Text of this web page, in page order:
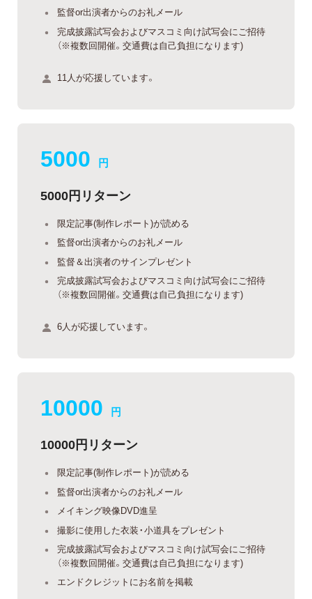
監督or出演者からのお礼メール
完成披露試写会およびマスコミ向け試写会にご招待
（※複数回開催。交通費は自己負担になります)
11人が応援しています。
5000 円
5000円リターン
限定記事(制作レポート)が読める
監督or出演者からのお礼メール
監督＆出演者のサインプレゼント
完成披露試写会およびマスコミ向け試写会にご招待
（※複数回開催。交通費は自己負担になります)
6人が応援しています。
10000 円
10000円リターン
限定記事(制作レポート)が読める
監督or出演者からのお礼メール
メイキング映像DVD進呈
撮影に使用した衣装・小道具をプレゼント
完成披露試写会およびマスコミ向け試写会にご招待
（※複数回開催。交通費は自己負担になります)
エンドクレジットにお名前を掲載